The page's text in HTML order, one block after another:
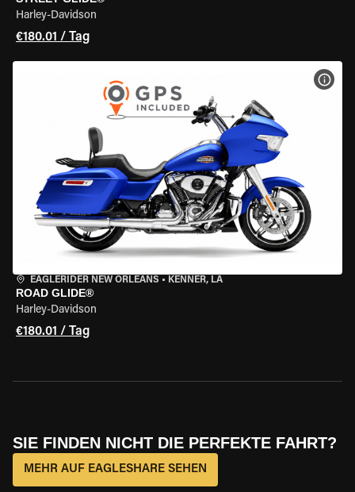
Harley-Davidson
€180.01 / Tag
EAGLERIDER NEW ORLEANS • KENNER, LA
ROAD GLIDE®
Harley-Davidson
€180.01 / Tag
SIE FINDEN NICHT DIE PERFEKTE FAHRT?
MEHR AUF EAGLESHARE SEHEN